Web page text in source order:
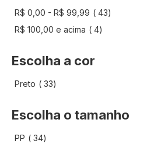
R$ 0,00 - R$ 99,99 43artigo
R$ 100,00 e acima 4artigo
Escolha a cor
Preto 33artigo
Escolha o tamanho
PP 34artigo